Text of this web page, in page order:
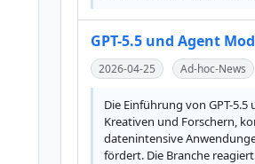
GPT-5.5 und Agent
2026-04-25 Ad-hoc-News
Die Einführung von GPT-
Kreativen und Forschern,
datenintensive
fördert. Die Branche